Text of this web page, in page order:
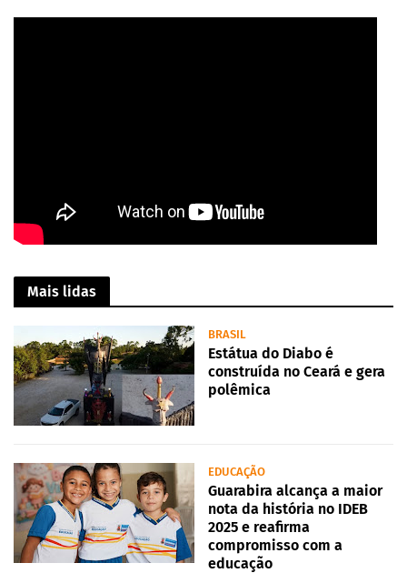
Mais lidas
BRASIL
Estátua do Diabo é
construída no Ceará e gera
polêmica
EDUCAÇÃO
Guarabira alcança a maior
nota da história no IDEB
2025 e reafirma
compromisso com a
educação